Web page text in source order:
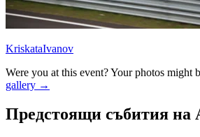
KriskataIvanov
Were you at this event? Your photos might
gallery →
Предстоящи събития на